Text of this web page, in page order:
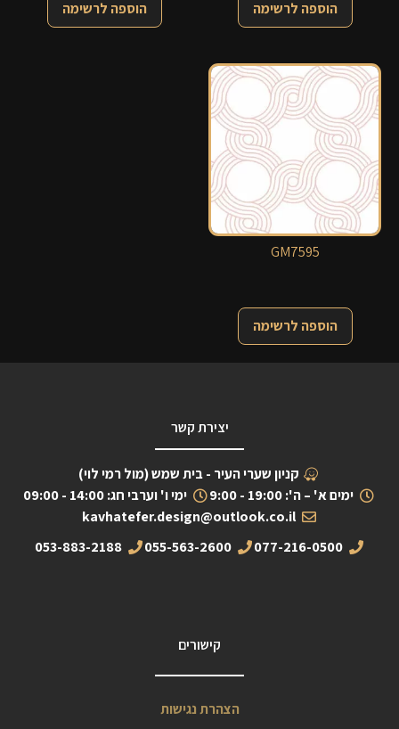
הוספה לרשימה הוספה לרשימה
GM7595
הוספה לרשימה
יצירת קשר
קניון שערי העיר - בית שמש (מול רמי לוי)
ימים א' – ה': 19:00 - 9:00
ימי ו' וערבי חג: 14:00 - 09:00
kavhatefer.design@outlook.co.il
077-216-0500
055-563-2600
053-883-2188
קישורים
הצהרת נגישות